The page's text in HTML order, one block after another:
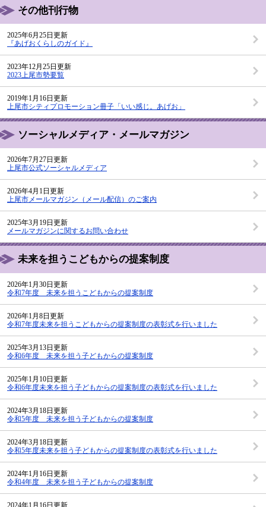
その他刊行物
2025年6月25日更新
『あげおくらしのガイド』
2023年12月25日更新
2023上尾市勢要覧
2019年1月16日更新
上尾市シティプロモーション冊子「いい感じ。あげお」
ソーシャルメディア・メールマガジン
2026年7月27日更新
上尾市公式ソーシャルメディア
2026年4月1日更新
上尾市メールマガジン（メール配信）のご案内
2025年3月19日更新
メールマガジンに関するお問い合わせ
未来を担うこどもからの提案制度
2026年1月30日更新
令和7年度 未来を担うこどもからの提案制度
2026年1月8日更新
令和7年度未来を担うこどもからの提案制度の表彰式を行いました
2025年3月13日更新
令和6年度 未来を担う子どもからの提案制度
2025年1月10日更新
令和6年度未来を担う子どもからの提案制度の表彰式を行いました
2024年3月18日更新
令和5年度 未来を担う子どもからの提案制度
2024年3月18日更新
令和5年度未来を担う子どもからの提案制度の表彰式を行いました
2024年1月16日更新
令和4年度 未来を担う子どもからの提案制度
2024年1月16日更新